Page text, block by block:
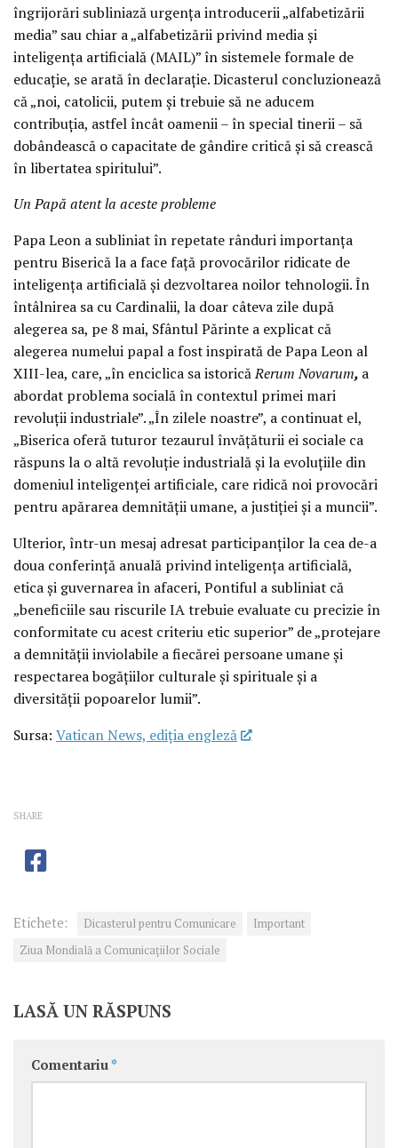
îngrijorări subliniază urgența introducerii „alfabetizării
media” sau chiar a „alfabetizării privind media și
inteligența artificială (MAIL)” în sistemele formale de
educație, se arată în declarație. Dicasterul concluzionează
că „noi, catolicii, putem și trebuie să ne aducem
contribuția, astfel încât oamenii – în special tinerii – să
dobândească o capacitate de gândire critică și să crească
în libertatea spiritului”.
Un Papă atent la aceste probleme
Papa Leon a subliniat în repetate rânduri importanța
pentru Biserică la a face față provocărilor ridicate de
inteligența artificială și dezvoltarea noilor tehnologii. În
întâlnirea sa cu Cardinalii, la doar câteva zile după
alegerea sa, pe 8 mai, Sfântul Părinte a explicat că
alegerea numelui papal a fost inspirată de Papa Leon al
XIII-lea, care, „în enciclica sa istoricăRerum Novarum, a
abordat problema socială în contextul primei mari
revoluții industriale”. „În zilele noastre”, a continuat el,
„Biserica oferă tuturor tezaurul învățăturii ei sociale ca
răspuns la o altă revoluție industrială și la evoluțiile din
domeniul inteligenței artificiale, care ridică noi provocări
pentru apărarea demnității umane, a justiției și a muncii”.
Ulterior, într-un mesaj adresat participanților la cea de-a
doua conferință anuală privind inteligența artificială,
etica și guvernarea în afaceri, Pontiful a subliniat că
„beneficiile sau riscurile IA trebuie evaluate cu precizie în
conformitate cu acest criteriu etic superior” de „protejare
a demnității inviolabile a fiecărei persoane umane și
respectarea bogățiilor culturale și spirituale și a
diversității popoarelor lumii”.
Sursa: Vatican News, ediția engleză
SHARE
Etichete: Dicasterul pentru Comunicare
Important
Ziua Mondială a Comunicaţiilor Sociale
LASĂ UN RĂSPUNS
Comentariu *